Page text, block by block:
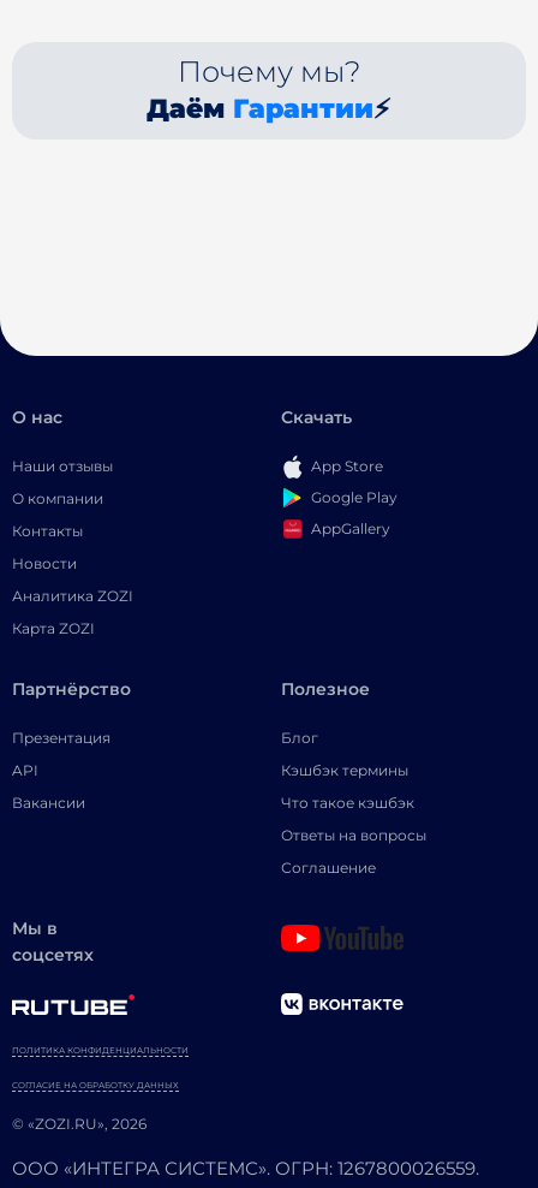
Почему мы?
Даём Гарантии⚡
О нас
Наши отзывы
О компании
Контакты
Новости
Аналитика ZOZI
Карта ZOZI
Скачать
App Store
Google Play
AppGallery
Партнёрство
Презентация
API
Вакансии
Полезное
Блог
Кэшбэк термины
Что такое кэшбэк
Ответы на вопросы
Соглашение
Мы в
соцсетях
© «ZOZI.RU», 2026
ПОЛИТИКА КОНФИДЕНЦИАЛЬНОСТИ
СОГЛАСИЕ НА ОБРАБОТКУ ДАННЫХ
ООО «ИНТЕГРА СИСТЕМС». ОГРН: 1267800026559.